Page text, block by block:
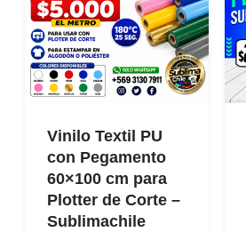
Vinilo Textil PU
con Pegamento
60×100 cm para
Plotter de Corte –
Sublimachile